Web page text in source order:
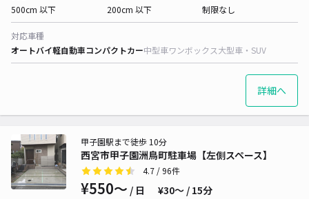
500cm 以下
200cm 以下
制限なし
対応車種
オートバイ軽自動車コンパクトカー中型車ワンボックス大型車・SUV
詳細へ
西宮市甲子園洲鳥町駐車場【左側スペース】
甲子園駅まで徒歩 10分
4.7 / 96件
¥550〜 / 日 ¥30〜 / 15分